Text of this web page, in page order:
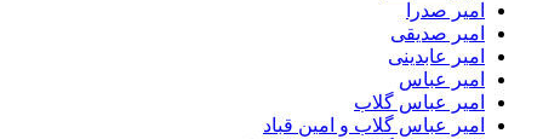
امیر صدرا
امیر صدیقی
امیر عابدینی
امیر عباس
امیر عباس گلاب
امیر عباس گلاب و امین قباد